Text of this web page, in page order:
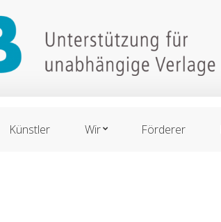
Künstler Wir Förderer